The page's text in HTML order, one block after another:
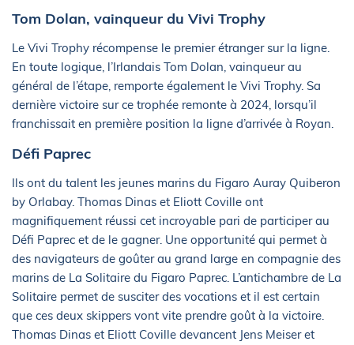
Tom Dolan, vainqueur du Vivi Trophy
Le Vivi Trophy récompense le premier étranger sur la ligne.
En toute logique, l’Irlandais Tom Dolan, vainqueur au
général de l’étape, remporte également le Vivi Trophy. Sa
dernière victoire sur ce trophée remonte à 2024, lorsqu’il
franchissait en première position la ligne d’arrivée à Royan.
Défi Paprec
Ils ont du talent les jeunes marins du Figaro Auray Quiberon
by Orlabay. Thomas Dinas et Eliott Coville ont
magnifiquement réussi cet incroyable pari de participer au
Défi Paprec et de le gagner. Une opportunité qui permet à
des navigateurs de goûter au grand large en compagnie des
marins de La Solitaire du Figaro Paprec. L’antichambre de La
Solitaire permet de susciter des vocations et il est certain
que ces deux skippers vont vite prendre goût à la victoire.
Thomas Dinas et Eliott Coville devancent Jens Meiser et